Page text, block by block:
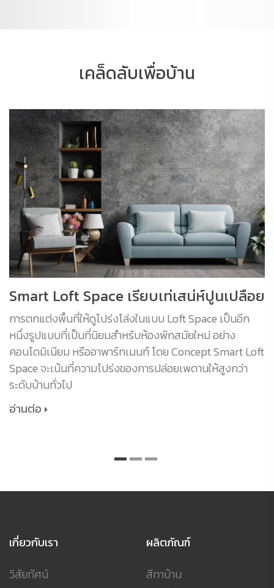
เคล็ดลับเพื่อบ้าน
Smart Loft Space เรียบเท่เสน่ห์ปูนเปลือย
การตกแต่งพื้นที่ให้ดูโปร่งโล่งในแบบ Loft Space เป็นอีก
หนึ่งรูปแบบที่เป็นที่นิยมสำหรับห้องพักสมัยใหม่ อย่าง
คอนโดมิเนียม หรืออาพาร์ทเมนท์ โดย Concept Smart Loft
Space จะเน้นที่ความโปร่งของการปล่อยเพดานให้สูงกว่า
ระดับบ้านทั่วไป
อ่านต่อ
เกี่ยวกับเรา
วิสัยทัศน์
ผลิตภัณฑ์
สีทาบ้าน